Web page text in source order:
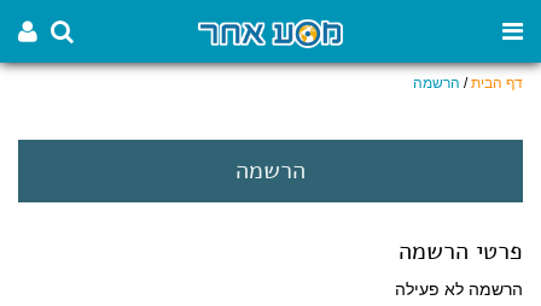
דף הבית/ הרשמה
הרשמה
פרטי הרשמה
הרשמה לא פעילה